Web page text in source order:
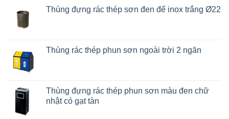
Thùng đựng rác thép sơn đen đế inox trắng Ø22
Thùng rác thép phun sơn ngoài trời 2 ngăn
Thùng đựng rác thép phun sơn màu đen chữ
nhật có gạt tàn